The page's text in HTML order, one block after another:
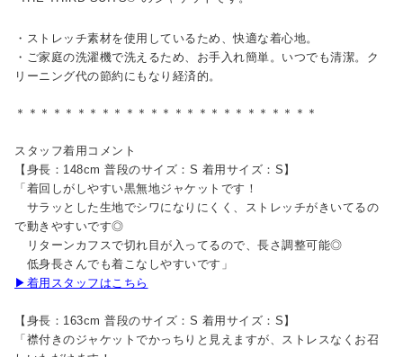
・ストレッチ素材を使用しているため、快適な着心地。
・ご家庭の洗濯機で洗えるため、お手入れ簡単。いつでも清潔。ク
リーニング代の節約にもなり経済的。
＊＊＊＊＊＊＊＊＊＊＊＊＊＊＊＊＊＊＊＊＊＊＊＊＊
スタッフ着用コメント
【身長：148cm 普段のサイズ：S 着用サイズ：S】
「着回しがしやすい黒無地ジャケットです！
サラッとした生地でシワになりにくく、ストレッチがきいてるの
で動きやすいです◎
リターンカフスで切れ目が入ってるので、長さ調整可能◎
低身長さんでも着こなしやすいです」
▶着用スタッフはこちら
【身長：163cm 普段のサイズ：S 着用サイズ：S】
「襟付きのジャケットでかっちりと見えますが、ストレスなくお召